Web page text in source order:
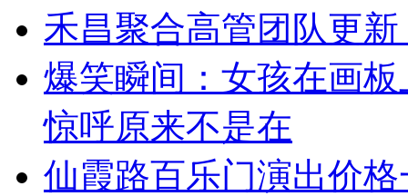
禾昌聚合高管团队更
爆笑瞬间：女孩在画
惊呼原来不是在
仙霞路百乐门演出价格